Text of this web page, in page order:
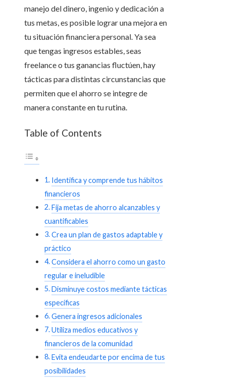
manejo del dinero, ingenio y dedicación a
tus metas, es posible lograr una mejora en
tu situación financiera personal. Ya sea
que tengas ingresos estables, seas
freelance o tus ganancias fluctúen, hay
tácticas para distintas circunstancias que
permiten que el ahorro se integre de
manera constante en tu rutina.
Table of Contents
Identifica y comprende tus hábitos
financieros
Fija metas de ahorro alcanzables y
cuantificables
Crea un plan de gastos adaptable y
práctico
Considera el ahorro como un gasto
regular e ineludible
Disminuye costos mediante tácticas
específicas
Genera ingresos adicionales
Utiliza medios educativos y
financieros de la comunidad
Evita endeudarte por encima de tus
posibilidades